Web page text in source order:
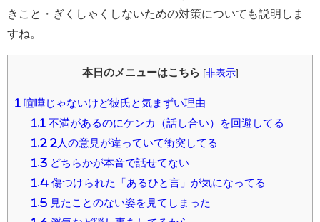
きこと・ぎくしゃくしないための対策についても説明しま
すね。
本日のメニューはこちら [非表示]
1
喧嘩じゃないけど彼氏と気まずい理由
1.1 不満があるのにケンカ（話し合い）を回避してる
1.2 2人の意見が違っていて衝突してる
1.3どちらかが本音で話せてない
1.4傷つけられた「あるひと言」が気になってる
1.5見たことのない姿を見てしまった